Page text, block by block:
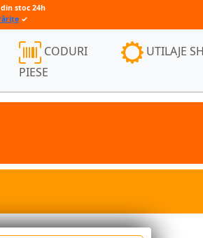
stoc 24h
✓
CODURI
PIESE
UTILAJE SH